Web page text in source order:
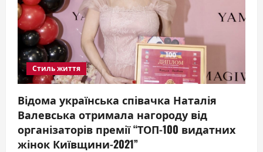
Стиль життя
Відома українська співачка Наталія
Валевська отримала нагороду від
організаторів премії “ТОП-100 видатних
жінок Київщини-2021”